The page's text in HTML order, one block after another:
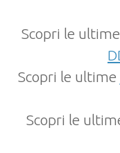
Scopri le ultime
Scopri le ultime
Scopri le